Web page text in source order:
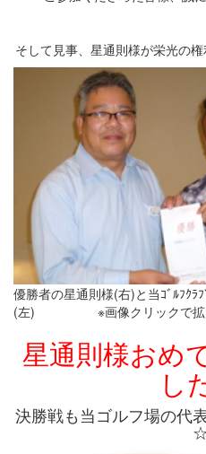
そして見事、星通則様が栄光の
優勝者の星通則様(右)と当ｺﾞﾙﾌｸﾗ
(左) ※画像クリックで拡
星通則様おめ
し
決勝戦も当ゴルフ場の代